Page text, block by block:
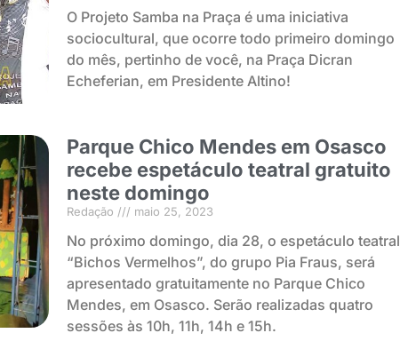
O Projeto Samba na Praça é uma iniciativa
sociocultural, que ocorre todo primeiro domingo
do mês, pertinho de você, na Praça Dicran
Echeferian, em Presidente Altino!
Parque Chico Mendes em Osasco
recebe espetáculo teatral gratuito
neste domingo
Redação maio 25, 2023
No próximo domingo, dia 28, o espetáculo teatral
“Bichos Vermelhos”, do grupo Pia Fraus, será
apresentado gratuitamente no Parque Chico
Mendes, em Osasco. Serão realizadas quatro
sessões às 10h, 11h, 14h e 15h.